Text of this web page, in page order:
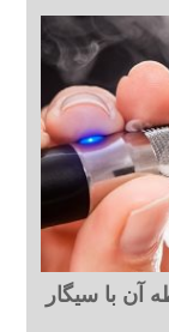
آن با سیگار